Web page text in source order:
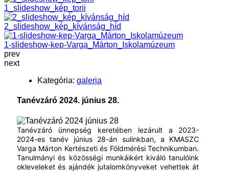
1_slideshow_kép_torii
2_slideshow_kép_kívánság_híd
1-slideshow-kep-Varga_Márton_Iskolamúzeum
prev
next
Kategória: galeria
Tanévzáró 2024. június 28.
Tanévzáró ünnepség keretében lezárult a 2023-
2024-es tanév június 28-án sulinkban, a KMASZC
Varga Márton Kertészeti és Földmérési Technikumban.
Tanulmányi és közösségi munkáikért kiváló tanulóink
okleveleket és ajándék jutalomkönyveket vehettek át